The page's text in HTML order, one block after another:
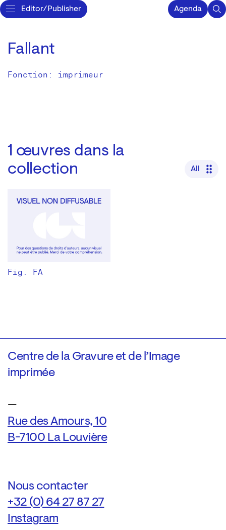
Editor/Publisher Agenda
Fallant
Fonction: imprimeur
1 œuvres dans la
collection
All
Fig. FA
Centre de la Gravure et de l’Image
imprimée
—
Rue des Amours, 10
B-7100 La Louvière
Nous contacter
+32 (0) 64 27 87 27
Instagram